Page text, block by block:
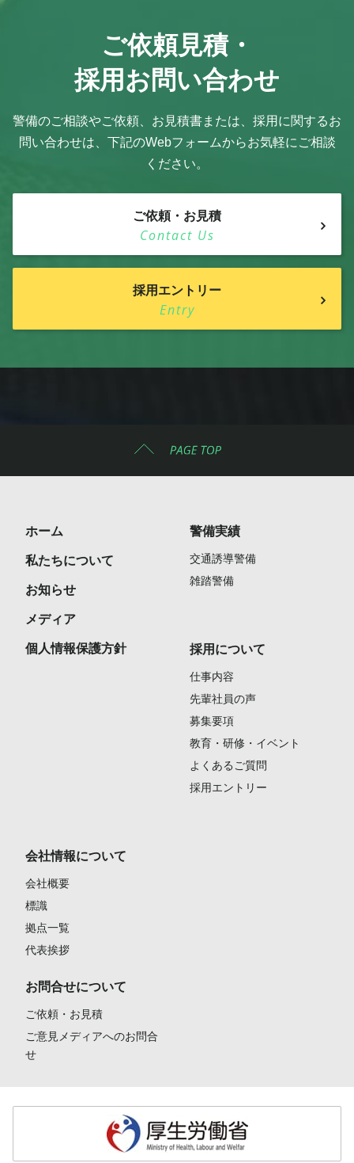
ご依頼見積・
採用お問い合わせ
警備のご相談やご依頼、お見積書または、採用に関するお
問い合わせは、 下記のWebフォームからお気軽にご相談
ください。
ご依頼・お見積
Contact Us
採用エントリー
Entry
ホーム
私たちについて
お知らせ
メディア
個人情報保護方針
警備実績
交通誘導警備
雑踏警備
採用について
仕事内容
先輩社員の声
募集要項
教育・研修・イベント
よくあるご質問
採用エントリー
会社情報について
会社概要
標識
拠点一覧
代表挨拶
お問合せについて
ご依頼・お見積
ご意見メディアへのお問合
せ